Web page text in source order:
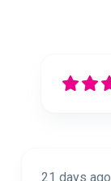
21 days ago